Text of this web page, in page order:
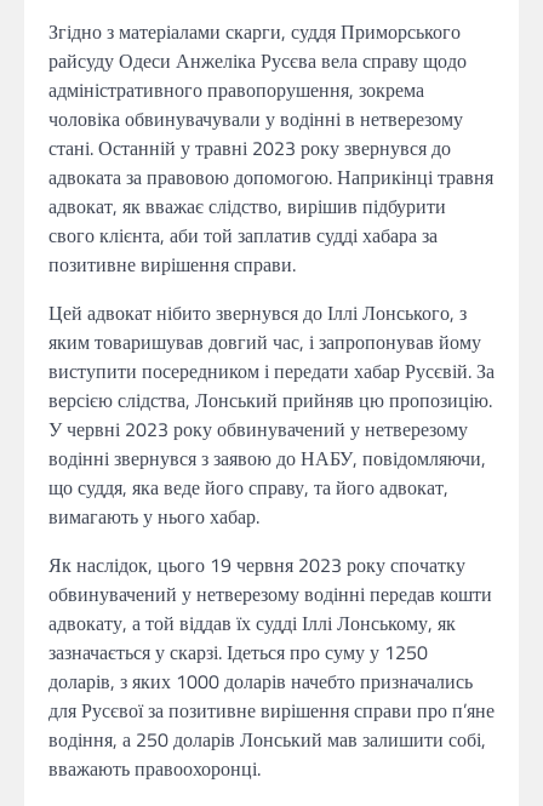
Згідно з матеріалами скарги, суддя Приморського
райсуду Одеси Анжеліка Русєва вела справу щодо
адміністративного правопорушення, зокрема
чоловіка обвинувачували у водінні в нетверезому
стані. Останній у травні 2023 року звернувся до
адвоката за правовою допомогою. Наприкінці травня
адвокат, як вважає слідство, вирішив підбурити
свого клієнта, аби той заплатив судді хабара за
позитивне вирішення справи.
Цей адвокат нібито звернувся до Іллі Лонського, з
яким товаришував довгий час, і запропонував йому
виступити посередником і передати хабар Русєвій. За
версією слідства, Лонський прийняв цю пропозицію.
У червні 2023 року обвинувачений у нетверезому
водінні звернувся з заявою до НАБУ, повідомляючи,
що суддя, яка веде його справу, та його адвокат,
вимагають у нього хабар.
Як наслідок, цього 19 червня 2023 року спочатку
обвинувачений у нетверезому водінні передав кошти
адвокату, а той віддав їх судді Іллі Лонському, як
зазначається у скарзі. Ідеться про суму у 1250
доларів, з яких 1000 доларів начебто призначались
для Русєвої за позитивне вирішення справи про п’яне
водіння, а 250 доларів Лонський мав залишити собі,
вважають правоохоронці.